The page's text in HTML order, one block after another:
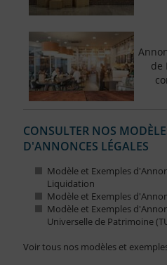
de
CONSULTER NOS
D'ANNONCES LÉGALES
Modèle et Exemples
Liquidation
Modèle et Exemples
Modèle et Exemples
Universelle de Patrimoine
Voir tous nos modèles et